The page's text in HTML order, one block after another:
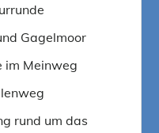
Gagelmoor
im Meinweg
rund um das